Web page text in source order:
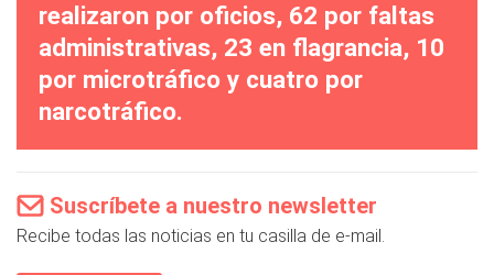
realizaron por oficios, 62 por faltas
administrativas, 23 en flagrancia, 10
por microtráfico y cuatro por
narcotráfico.
Suscríbete a nuestro newsletter
Recibe todas las noticias en tu casilla de e-mail.